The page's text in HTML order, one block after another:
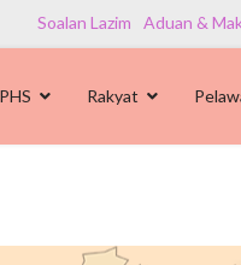
Soalan Lazim Aduan &
Rakyat